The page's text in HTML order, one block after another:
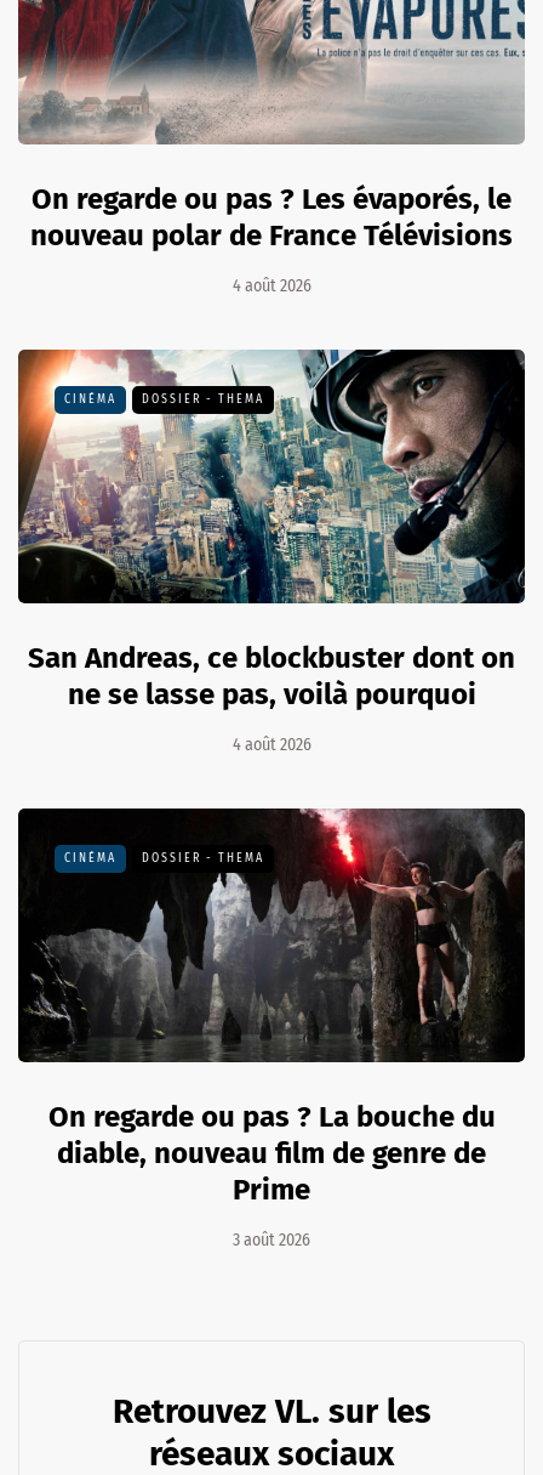
On regarde ou pas ? Les évaporés, le
nouveau polar de France Télévisions
4 août 2026
CINÉMA DOSSIER - THEMA
San Andreas, ce blockbuster dont on
ne se lasse pas, voilà pourquoi
4 août 2026
CINÉMA DOSSIER - THEMA
On regarde ou pas ? La bouche du
diable, nouveau film de genre de
Prime
3 août 2026
Retrouvez VL. sur les
réseaux sociaux